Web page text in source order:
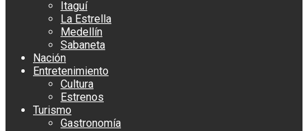
Itaguí
La Estrella
Medellín
Sabaneta
Nación
Entretenimiento
Cultura
Estrenos
Turismo
Gastronomía